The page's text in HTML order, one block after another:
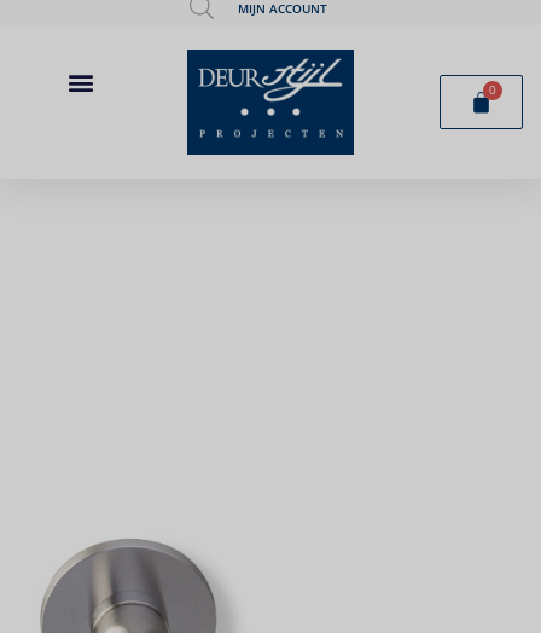
MIJN ACCOUNT
0